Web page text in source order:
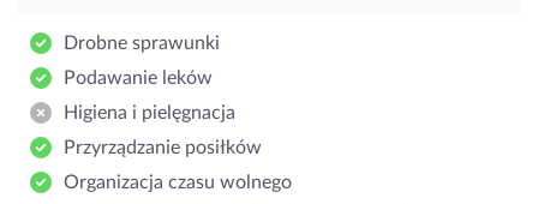
Drobne sprawunki
Podawanie leków
Higiena i pielęgnacja
Przyrządzanie posiłków
Organizacja czasu wolnego